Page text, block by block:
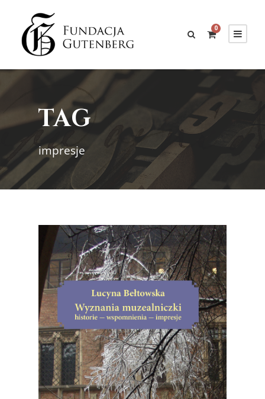
0
TAG
impresje